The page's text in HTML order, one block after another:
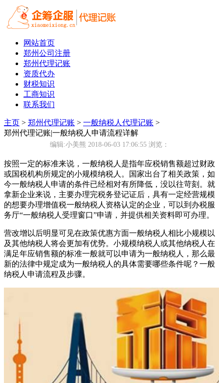
网站首页
郑州公司注册
郑州代理记账
资质代办
财税知识
工商知识
联系我们
主页 > 郑州代理记账 > 一般纳税人代理记账 >
郑州代理记账|一般纳税人申请流程详解
编辑:小美熊 2018-06-03 17:06:55 浏览：
按照一定的标准来说，一般纳税人是指年应税销售额超过财政
或国税机构所规定的小规模纳税人。国家出台了相关政策，如
今一般纳税人申请的条件已经相对有所降低，没以往苛刻。就
拿新企业来说，主要办理完税务登记证后，具有一定经营规模
的想要办理增值税一般纳税人资格认定的企业，可以到办税服
务厅“一般纳税人受理窗口”申请，并提供相关资料即可办理。
营改增以后明显可见在政策优惠方面一般纳税人相比小规模以
及其他纳税人将会更加有优势。小规模纳税人或其他纳税人在
满足年应销售额的标准一般就可以申请为一般纳税人，那么最
新的法律中规定成为一般纳税人的具体需要哪些条件呢？一般
纳税人申请流程及步骤。